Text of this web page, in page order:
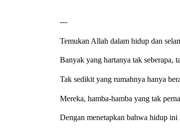
---
Temukan Allah dalam hidup dan
Banyak yang hartanya tak seberapa,
Tak sedikit yang rumahnya hanya
Mereka, hamba-hamba yang tak
Dengan menetapkan bahwa hidup